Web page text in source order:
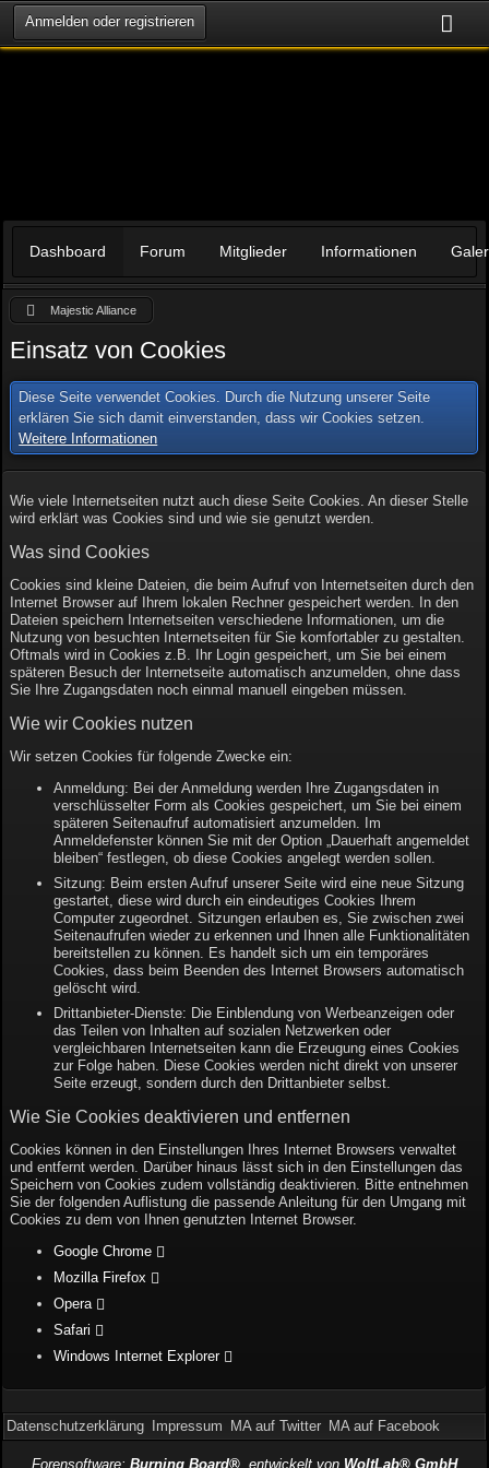
Anmelden oder registrieren
Dashboard Forum Mitglieder Informationen
Majestic Alliance
Einsatz von Cookies
Diese Seite verwendet Cookies. Durch die Nutzung unserer Seite
erklären Sie sich damit einverstanden, dass wir Cookies setzen.
Weitere Informationen
Wie viele Internetseiten nutzt auch diese Seite Cookies. An dieser Stelle
wird erklärt was Cookies sind und wie sie genutzt werden.
Was sind Cookies
Cookies sind kleine Dateien, die beim Aufruf von Internetseiten durch den
Internet Browser auf Ihrem lokalen Rechner gespeichert werden. In den
Dateien speichern Internetseiten verschiedene Informationen, um die
Nutzung von besuchten Internetseiten für Sie komfortabler zu gestalten.
Oftmals wird in Cookies z.B. Ihr Login gespeichert, um Sie bei einem
späteren Besuch der Internetseite automatisch anzumelden, ohne dass
Sie Ihre Zugangsdaten noch einmal manuell eingeben müssen.
Wie wir Cookies nutzen
Wir setzen Cookies für folgende Zwecke ein:
Anmeldung: Bei der Anmeldung werden Ihre Zugangsdaten in
verschlüsselter Form als Cookies gespeichert, um Sie bei einem
späteren Seitenaufruf automatisiert anzumelden. Im
Anmeldefenster können Sie mit der Option „Dauerhaft angemeldet
bleiben“ festlegen, ob diese Cookies angelegt werden sollen.
Sitzung: Beim ersten Aufruf unserer Seite wird eine neue Sitzung
gestartet, diese wird durch ein eindeutiges Cookies Ihrem
Computer zugeordnet. Sitzungen erlauben es, Sie zwischen zwei
Seitenaufrufen wieder zu erkennen und Ihnen alle Funktionalitäten
bereitstellen zu können. Es handelt sich um ein temporäres
Cookies, dass beim Beenden des Internet Browsers automatisch
gelöscht wird.
Drittanbieter-Dienste: Die Einblendung von Werbeanzeigen oder
das Teilen von Inhalten auf sozialen Netzwerken oder
vergleichbaren Internetseiten kann die Erzeugung eines Cookies
zur Folge haben. Diese Cookies werden nicht direkt von unserer
Seite erzeugt, sondern durch den Drittanbieter selbst.
Wie Sie Cookies deaktivieren und entfernen
Cookies können in den Einstellungen Ihres Internet Browsers verwaltet
und entfernt werden. Darüber hinaus lässt sich in den Einstellungen das
Speichern von Cookies zudem vollständig deaktivieren. Bitte entnehmen
Sie der folgenden Auflistung die passende Anleitung für den Umgang mit
Cookies zu dem von Ihnen genutzten Internet Browser.
Google Chrome
Mozilla Firefox
Opera
Safari
Windows Internet Explorer
Datenschutzerklärung Impressum MA auf Twitter MA auf Facebook
Forensoftware: Burning Board®, entwickelt von WoltLab® GmbH